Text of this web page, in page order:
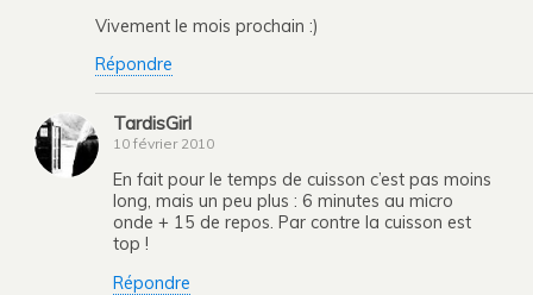
Vivement le mois prochain :)
Répondre
TardisGirl
10 février 2010
En fait pour le temps de cuisson c’est pas moins
long, mais un peu plus : 6 minutes au micro
onde + 15 de repos. Par contre la cuisson est
top !
Répondre